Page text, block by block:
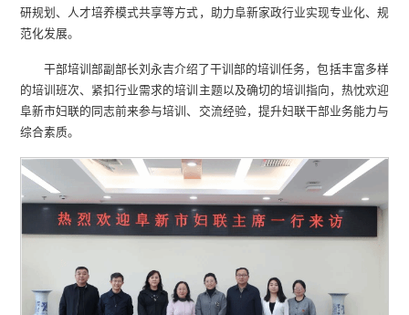
研规划、人才培养模式共享等方式，助力阜新家政行业实现专业化、规
范化发展。
干部培训部副部长刘永吉介绍了干训部的培训任务，包括丰富多样
的培训班次、紧扣行业需求的培训主题以及确切的培训指向，热忱欢迎
阜新市妇联的同志前来参与培训、交流经验，提升妇联干部业务能力与
综合素质。